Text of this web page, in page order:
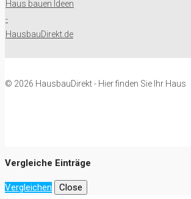
© 2026 HausbauDirekt - Hier finden Sie Ihr Haus
Vergleiche Einträge
Vergleichen
Close